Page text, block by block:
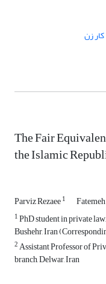
کار زن
The Fair
the Islamic
Parviz Rezaee1
1PhD student in private
Bushehr, Iran
2Assistant Professor of
branch, Delwar, Iran